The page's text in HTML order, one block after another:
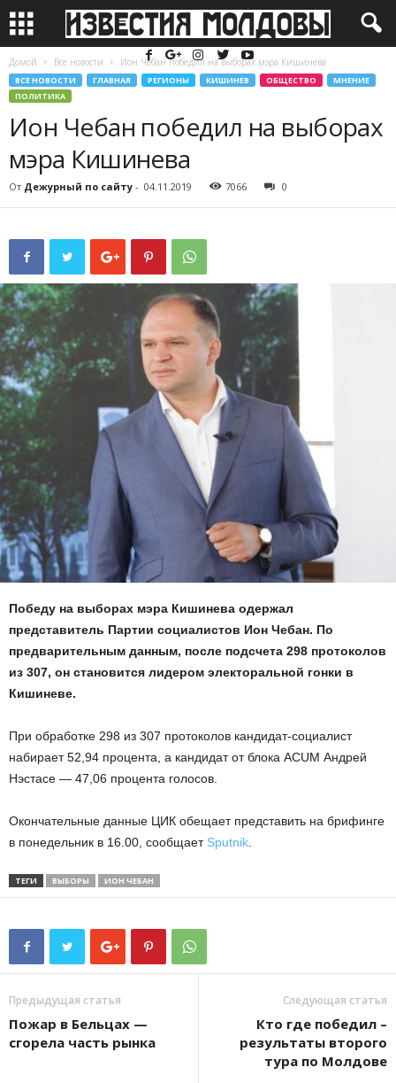
Домой Все новости Ион Чебан победил на выборах мэра Кишинева
ВСЕ НОВОСТИ ГЛАВНАЯ РЕГИОНЫ КИШИНЕВ ОБЩЕСТВО
МНЕНИЕ
ПОЛИТИКА
Ион Чебан победил на выборах
мэра Кишинева
От Дежурный по сайту - 04.11.2019 7066 0
Победу на выборах мэра Кишинева одержал
представитель Партии социалистов Ион Чебан. По
предварительным данным, после подсчета 298 протоколов
из 307, он становится лидером электоральной гонки в
Кишиневе.
При обработке 298 из 307 протоколов кандидат-социалист
набирает 52,94 процента, а кандидат от блока ACUM Андрей
Нэстасе — 47,06 процента голосов.
Окончательные данные ЦИК обещает представить на брифинге
в понедельник в 16.00, сообщает Sputnik
ТЕГИ ВЫБОРЫ ИОН ЧЕБАН
Предыдущая статья
Пожар в Бельцах —
сгорела часть рынка
Следующая статья
Кто где победил –
результаты второго
тура по Молдове